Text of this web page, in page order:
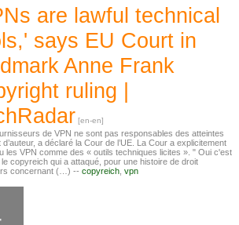
are lawful technical
says EU Court in
Anne Frank
ruling |
de VPN ne sont pas responsables des atteintes
d’auteur, a déclaré la Cour de l’UE. La Cour a explicitement
les VPN comme des « outils techniques licites ». " Oui c'est
copyreich qui a attaqué, pour une histoire de droit
concernant (…) -- copyreich vpn